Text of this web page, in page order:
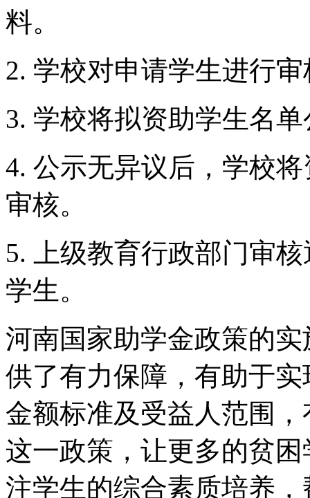
料。
2. 学校对申请学生进行
3. 学校将拟资助学生名
4. 公示无异议后，学校
审核。
5. 上级教育行政部门审
学生。
河南国家助学金政策的
供了有力保障，有助于
金额标准及受益人范围
这一政策，让更多的贫
注学生的综合素质培养